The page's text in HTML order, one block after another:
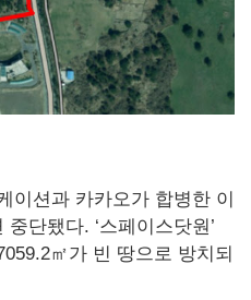
이션과 카카오가 합병한 이
단됐다. ‘스페이스닷원’
㎡가 빈 땅으로 방치되